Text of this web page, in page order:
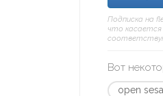
Подписка на
что касается
Вот
open